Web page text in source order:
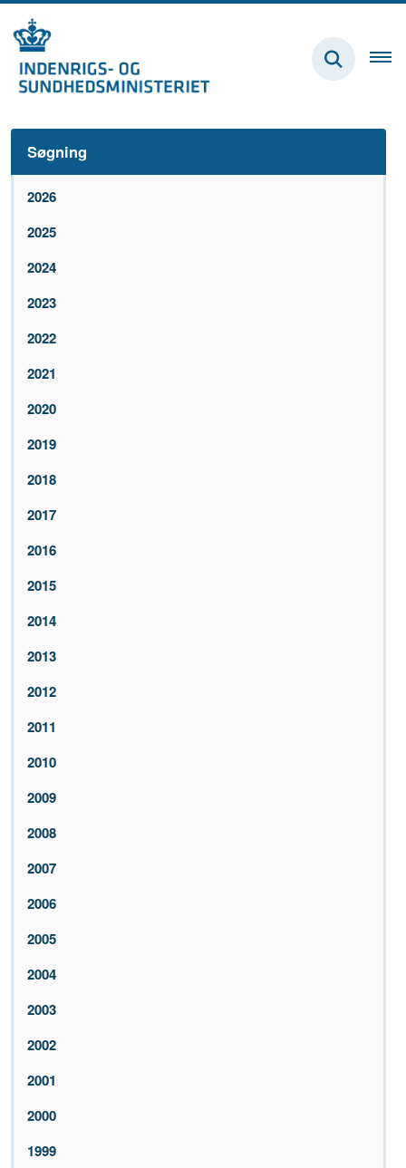
Søgning
2026
2025
2024
2023
2022
2021
2020
2019
2018
2017
2016
2015
2014
2013
2012
2011
2010
2009
2008
2007
2006
2005
2004
2003
2002
2001
2000
1999